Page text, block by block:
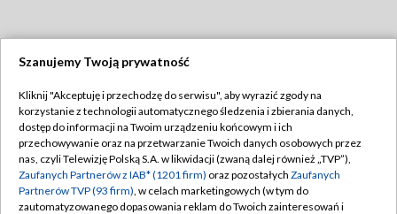
TVP
Abonament TVP
Emisja w TVP
Centrum informacji TVP
Regulamin TVP
Polityka prywatności
Moje zgody
Szanujemy Twoją prywatność
Kliknij "Akceptuję i przechodzę do serwisu", aby wyrazić zgody na
korzystanie z technologii automatycznego śledzenia i zbierania danych,
dostęp do informacji na Twoim urządzeniu końcowym i ich
przechowywanie oraz na przetwarzanie Twoich danych osobowych przez
nas, czyli Telewizję Polską S.A. w likwidacji (zwaną dalej również „TVP”),
Zaufanych Partnerów z IAB* (1201 firm) oraz pozostałych Zaufanych
Partnerów TVP (93 firm), w celach marketingowych (w tym do
zautomatyzowanego dopasowania reklam do Twoich zainteresowań i